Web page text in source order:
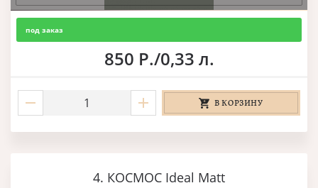
под заказ
850 Р./0,33 л.
В КОРЗИНУ
4. КОСМОС Ideal Matt